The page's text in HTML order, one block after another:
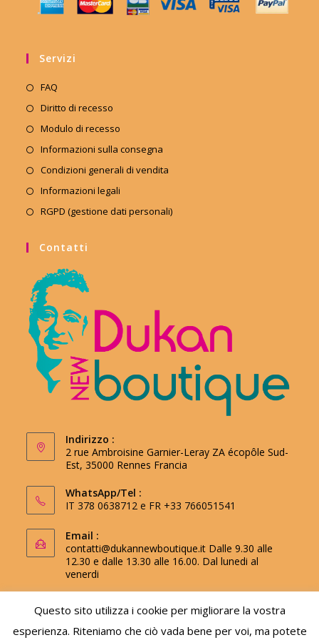
Servizi
FAQ
Diritto di recesso
Modulo di recesso
Informazioni sulla consegna
Condizioni generali di vendita
Informazioni legali
RGPD (gestione dati personali)
Contatti
Indirizzo :
2 rue Ambroisine Garnier-Leray ZA écopôle Sud-
Est, 35000 Rennes Francia
WhatsApp/Tel :
IT 378 0638712 e FR +33 766051541
Email :
contatti@dukannewboutique.it Dalle 9.30 alle
12.30 e dalle 13.30 alle 16.00. Dal lunedi al
venerdi
Questo sito utilizza i cookie per migliorare la vostra
esperienza. Riteniamo che ciò vada bene per voi, ma potete